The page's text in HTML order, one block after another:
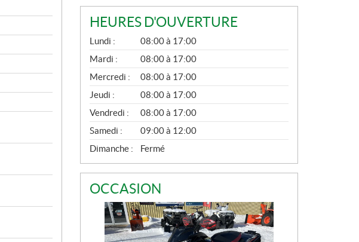
HEURES D'OUVERTURE
G
É
N
É
R
A
L
Lundi :
08:00 à 17:00
Mardi :
08:00 à 17:00
Mercredi :
08:00 à 17:00
Jeudi :
08:00 à 17:00
Vendredi :
08:00 à 17:00
Samedi :
09:00 à 12:00
Dimanche :
Fermé
OCCASION